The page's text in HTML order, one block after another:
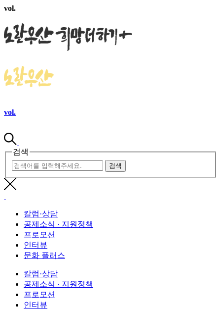
vol.
vol.
검색
검색
칼럼·상담
공제소식 · 지원정책
프로모션
인터뷰
문화 플러스
칼럼·상담
공제소식 · 지원정책
프로모션
인터뷰